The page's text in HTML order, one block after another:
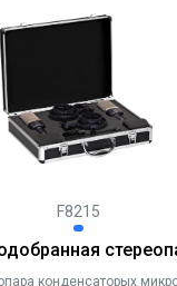
F8215
конденсаторых